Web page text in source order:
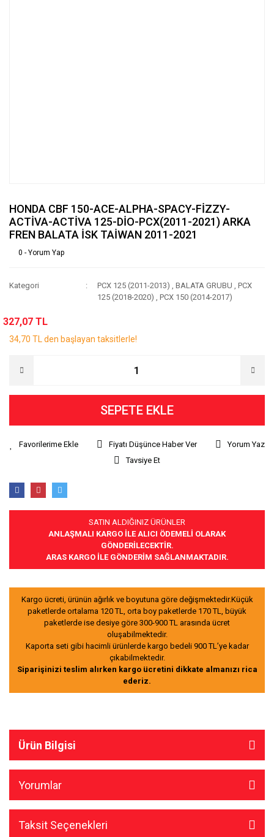
HONDA CBF 150-ACE-ALPHA-SPACY-FİZZY-
ACTİVA-ACTİVA 125-DİO-PCX(2011-2021) ARKA
FREN BALATA İSK TAİWAN 2011-2021
0 - Yorum Yap
Kategori PCX 125 (2011-2013) ,BALATA GRUBU ,PCX
125 (2018-2020) ,PCX 150 (2014-2017)
327,07 TL
34,70 TL den başlayan taksitlerle!
SEPETE EKLE
Fiyatı Düşünce Haber Ver
Yorum Yaz
Tavsiye Et
SATIN ALDIĞINIZ ÜRÜNLER
ANLAŞMALI KARGO İLE ALICI ÖDEMELİ OLARAK
GÖNDERİLECEKTİR.
ARAS KARGO İLE GÖNDERİM SAĞLANMAKTADIR.
Kargo ücreti, ürünün ağırlık ve boyutuna göre değişmektedir.Küçük
paketlerde ortalama 120 TL, orta boy paketlerde 170 TL, büyük
paketlerde ise desiye göre 300-900 TL arasında ücret
oluşabilmektedir.
Kaporta seti gibi hacimli ürünlerde kargo bedeli 900 TL’ye kadar
çıkabilmektedir.
Siparişinizi teslim alırken kargo ücretini dikkate almanızı rica
ederiz.
Ürün Bilgisi
Yorumlar
Taksit Seçenekleri